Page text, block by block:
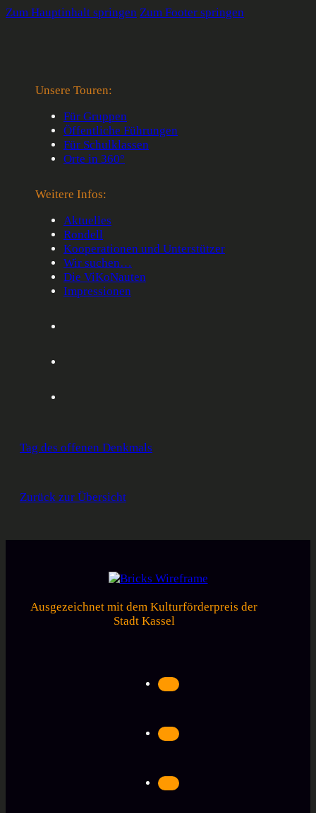
Zum Hauptinhalt springen Zum Footer springen
Unsere Touren:
Für Gruppen
Öffentliche Führungen
Für Schulklassen
Orte in 360°
Weitere Infos:
Aktuelles
Rondell
Kooperationen und Unterstützer
Wir suchen…
Die ViKoNauten
Impressionen
Preisgeld gewonnen
Veröffentlicht am 21. Mai 2014
der Kasseler Bank den 3. Platz gewonnen!
Tag des offenen Denkmals
Zurück zur Übersicht
Ausgezeichnet mit dem Kulturförderpreis der
Stadt Kassel